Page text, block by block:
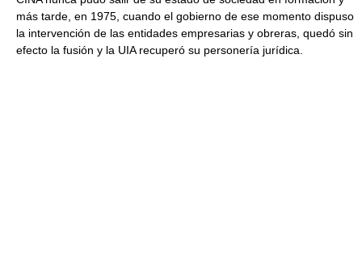
más tarde, en 1975, cuando el gobierno de ese momento dispuso
la intervención de las entidades empresarias y obreras, quedó sin
efecto la fusión y la UIA recuperó su personería jurídica.